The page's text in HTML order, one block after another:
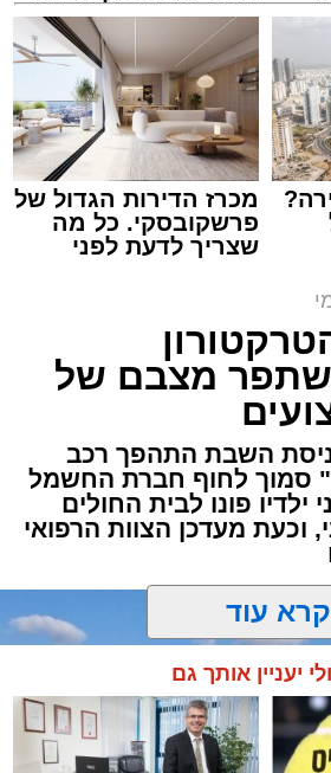
תחנת משטרת אשדוד
שפעל באחד המבנים בעיר.
מידע מודיעיני שהצביע
המתקיימת במקום.
דרשו השוטרים את
הנוכחים במקום בחרו
לכוחות להיכנס. לנוכח
לפרוץ את הדלת בכוח
בתוך המתחם נתפסו
להפעלת המשחקים, ובהם
שמגיע לכם
מכרז הדירות הגדול של
פרשקובסקי. כל מה
שצריך לדעת לפני
מצבם של
השבת התהפך רכב
סמוך לחוף חברת החשמל
פונו לבית החולים
וכעת מעדכן הצוות הרפואי
קרא עוד
יעניין אותך גם